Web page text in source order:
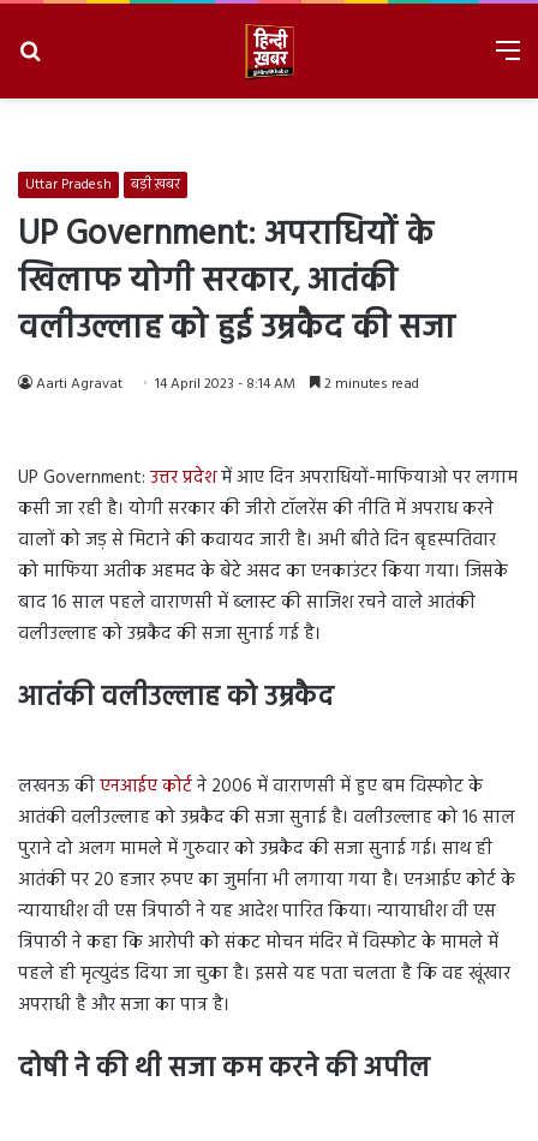
Uttar Pradesh बड़ी ख़बर
UP Government: अपराधियों के
खिलाफ योगी सरकार, आतंकी
वलीउल्लाह को हुई उम्रकैद की सजा
Aarti Agravat 14 April 2023 - 8:14 AM 2 minutes read
UP Government: उत्तर प्रदेशमें आए दिन अपराधियों-माफियाओ पर लगाम
कसी जा रही है। योगी सरकार की जीरो टॉलरेंस की नीति में अपराध करने
वालों को जड़ से मिटाने की कवायद जारी है। अभी बीते दिन बृहस्पतिवार
को माफिया अतीक अहमद के बेटे असद का एनकाउंटर किया गया। जिसके
बाद 16 साल पहले वाराणसी में ब्लास्ट की साजिश रचने वाले आतंकी
वलीउल्लाह को उम्रकैद की सजा सुनाई गई है।
आतंकी वलीउल्लाह को उम्रकैद
लखनऊ कीएनआईए कोर्टने 2006 में वाराणसी में हुए बम विस्फोट के
आतंकी वलीउल्लाह को उम्रकैद की सजा सुनाई है। वलीउल्लाह को 16 साल
पुराने दो अलग मामले में गुरुवार को उम्रकैद की सजा सुनाई गई। साथ ही
आतंकी पर 20 हजार रुपए का जुर्माना भी लगाया गया है। एनआईए कोर्ट के
न्यायाधीश वी एस त्रिपाठी ने यह आदेश पारित किया। न्यायाधीश वी एस
त्रिपाठी ने कहा कि आरोपी को संकट मोचन मंदिर में विस्फोट के मामले में
पहले ही मृत्युदंड दिया जा चुका है। इससे यह पता चलता है कि वह खूंखार
अपराधी है और सजा का पात्र है।
दोषी ने की थी सजा कम करने की अपील